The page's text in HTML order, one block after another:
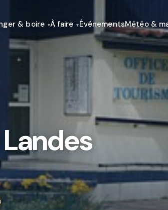
& boire À faire ÉvénementsMétéo &